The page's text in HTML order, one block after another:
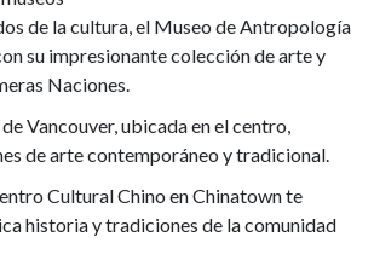
de la cultura, el Museo de Antropología
su impresionante colección de arte y
Naciones.
Vancouver, ubicada en el centro,
de arte contemporáneo y tradicional.
Cultural Chino en Chinatown te
historia y tradiciones de la comunidad